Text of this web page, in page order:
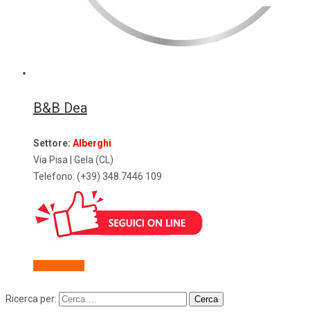
B&B Dea
Settore: Alberghi
Via Pisa | Gela (CL)
Telefono: (+39) 348.7446 109
Ricerca per: